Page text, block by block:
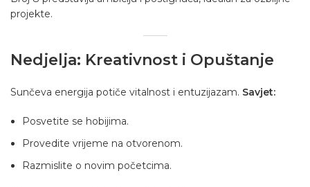
projekte.
Nedjelja: Kreativnost i Opuštanje
Sunčeva energija potiče vitalnost i entuzijazam. Savjet:
Posvetite se hobijima.
Provedite vrijeme na otvorenom.
Razmislite o novim početcima.